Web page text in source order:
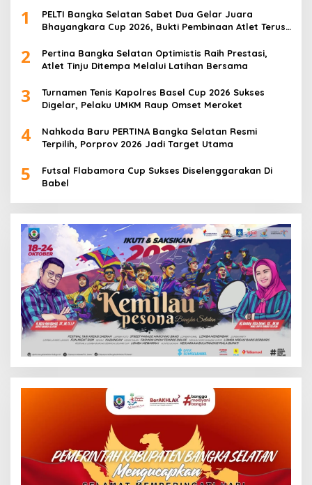
1
PELTI Bangka Selatan Sabet Dua Gelar Juara
Bhayangkara Cup 2026, Bukti Pembinaan Atlet Terus
2
Pertina Bangka Selatan Optimistis Raih Prestasi,
Atlet Tinju Ditempa Melalui Latihan Bersama
3
Turnamen Tenis Kapolres Basel Cup 2026 Sukses
Digelar, Pelaku UMKM Raup Omset Meroket
4
Nahkoda Baru PERTINA Bangka Selatan Resmi
Terpilih, Porprov 2026 Jadi Target Utama
5
Futsal Flabamora Cup Sukses Diselenggarakan Di
Babel